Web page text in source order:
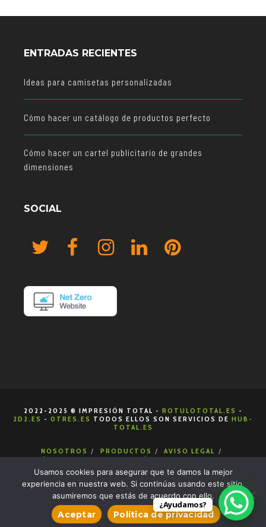
ENTRADAS RECIENTES
Ideas para camisetas personalizadas
Cómo hacer un catálogo de productos perfecto
Cómo hacer un cartel publicitario de grandes
dimensiones
SOCIAL
2022-2025 ® IMPRESIÓN TOTAL - ROTULOTOTAL.ES -
2D2.ES - 0TRES.ES TODOS ELLOS SON SERVICIOS DE HUB-
TOTAL.ES
NOSOTROS PRODUCTOS
AVISO LEGAL
POLÍTICA DE COOKIES
POLÍTICA DE PRIVACIDAD
CONDICIONES DE VENTA
CONTACTA
¿Ayudamos?
Usamos cookies para asegurar que te damos la mejor
experiencia en nuestra web. Si continúas usando este sitio,
asumiremos que estás de acuerdo con ello.
Aceptar Política de privacidad